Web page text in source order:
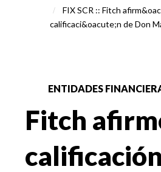
FIX SCR :: Fitch
calificaci&oacute;n de Don
ENTIDADES
Fitch